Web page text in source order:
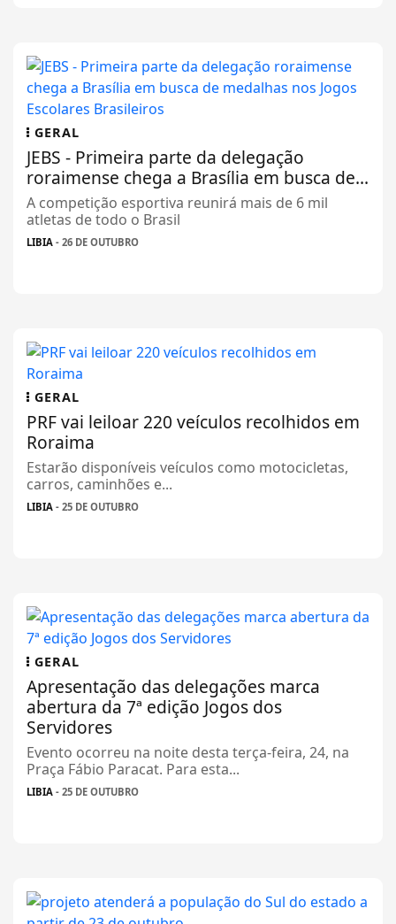
GERAL
JEBS - Primeira parte da delegação
roraimense chega a Brasília em busca de...
A competição esportiva reunirá mais de 6 mil
atletas de todo o Brasil
LIBIA - 26 DE OUTUBRO
GERAL
PRF vai leiloar 220 veículos recolhidos em
Roraima
Estarão disponíveis veículos como motocicletas,
carros, caminhões e...
LIBIA - 25 DE OUTUBRO
GERAL
Apresentação das delegações marca
abertura da 7ª edição Jogos dos
Servidores
Evento ocorreu na noite desta terça-feira, 24, na
Praça Fábio Paracat. Para esta...
LIBIA - 25 DE OUTUBRO